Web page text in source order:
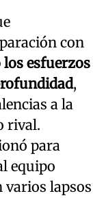
con
esfuerzos
,
a la
rival.
para
equipo
lapsos